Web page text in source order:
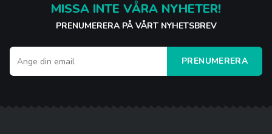
MISSA INTE VÅRA NYHETER!
PRENUMERERA PÅ VÅRT NYHETSBREV
PRENUMERERA